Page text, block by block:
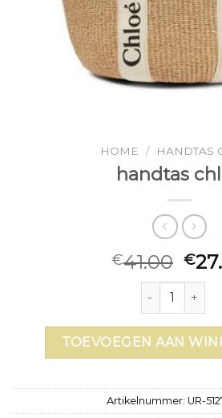
HOME / HANDTAS
handtas
€41.00 €
handtas
TOEVOEGEN AAN
Artikelnummer: UR-